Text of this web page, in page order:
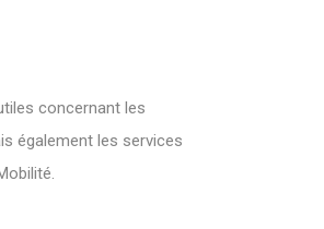
concernant les
également les services